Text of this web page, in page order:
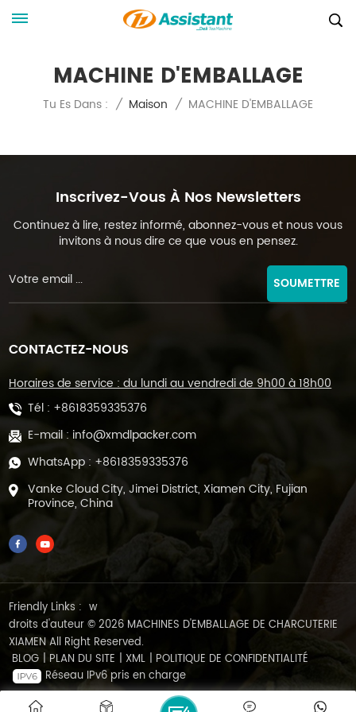
MACHINE D'EMBALLAGE
Tu Es Dans : / Maison / MACHINE D'EMBALLAGE
Inscrivez-Vous À Nos Newsletters
Continuez à lire, restez informé, abonnez-vous et nous vous
invitons à nous dire ce que vous en pensez.
SOUMETTRE
CONTACTEZ-NOUS
Horaires de service : du lundi au vendredi de 9h00 à 18h00
Tél : +8618359335376
E-mail : info@xmdlpacker.com
WhatsApp : +8618359335376
Vanke Cloud City, Jimei District, Xiamen City, Fujian
Province, China
Friendly Links : w
droits d'auteur © 2026 MACHINES D'EMBALLAGE DE CHARCUTERIE
XIAMEN All Right Reserved.
BLOG | PLAN DU SITE | XML | POLITIQUE DE CONFIDENTIALITÉ
Réseau IPv6 pris en charge